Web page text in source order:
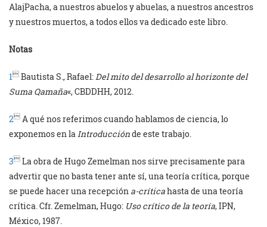
AlajPacha, a nuestros abuelos y abuelas, a nuestros ancestros
y nuestros muertos, a todos ellos va dedicado este libro.
Notas
1 Bautista S., Rafael: Del mito del desarrollo al horizonte del
Suma Qamaña«, CBDDHH, 2012.
2 A qué nos referimos cuando hablamos de ciencia, lo
exponemos en la Introducciónde este trabajo.
3 La obra de Hugo Zemelman nos sirve precisamente para
advertir que no basta tener ante sí, una teoría crítica, porque
se puede hacer una recepción a-críticahasta de una teoría
crítica. Cfr. Zemelman, Hugo: Uso crítico de la teoría, IPN,
México, 1987.